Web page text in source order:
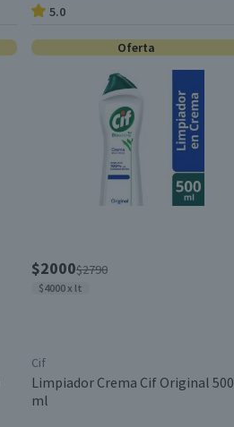
5.0
Oferta
$2000$2790
$4000 x lt
Cif
Limpiador Crema Cif Original 500
ml